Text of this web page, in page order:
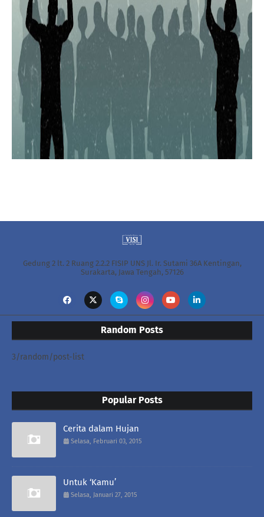
Gedung 2 lt. 2 Ruang 2.2.2 FISIP UNS Jl. Ir. Sutami 36A Kentingan,
Surakarta, Jawa Tengah, 57126
Random Posts
3/random/post-list
Popular Posts
Cerita dalam Hujan
Selasa, Februari 03, 2015
Untuk ‘Kamu’
Selasa, Januari 27, 2015